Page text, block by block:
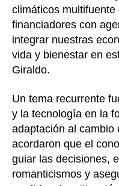
climáticos
financiadores con
integrar nuestras
vida y bienestar en
Giraldo.
Un tema recurrente
y la tecnología en la
adaptación al cambio
acordaron que el
guiar las decisiones,
romanticismos y